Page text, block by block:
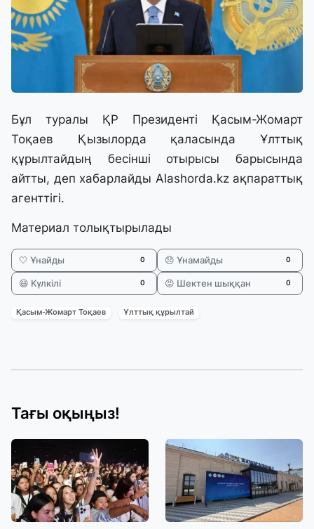
Бұл туралы ҚР Президенті Қасым-Жомарт
Тоқаев Қызылорда қаласында Ұлттық
құрылтайдың бесінші отырысы барысында
айтты, деп хабарлайды Alashorda.kzақпараттық
агенттігі.
Материал толықтырылады
🤍 Ұнайды 0 😞 Ұнамайды 0
😄 Күлкілі 0 😡 Шектен шыққан 0
Қасым-Жомарт Тоқаев Ұлттық құрылтай
Тағы оқыңыз!